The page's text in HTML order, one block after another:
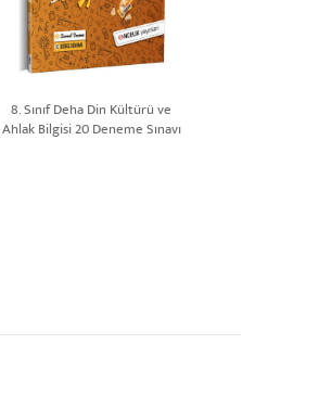
8. Sınıf Deha Din Kültürü ve
Ahlak Bilgisi 20 Deneme Sınavı